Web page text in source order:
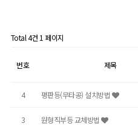
Total 4건 1 페이지
번호
제목
4 평판등(무타공) 설치방법
3 원형직부등 교체방법